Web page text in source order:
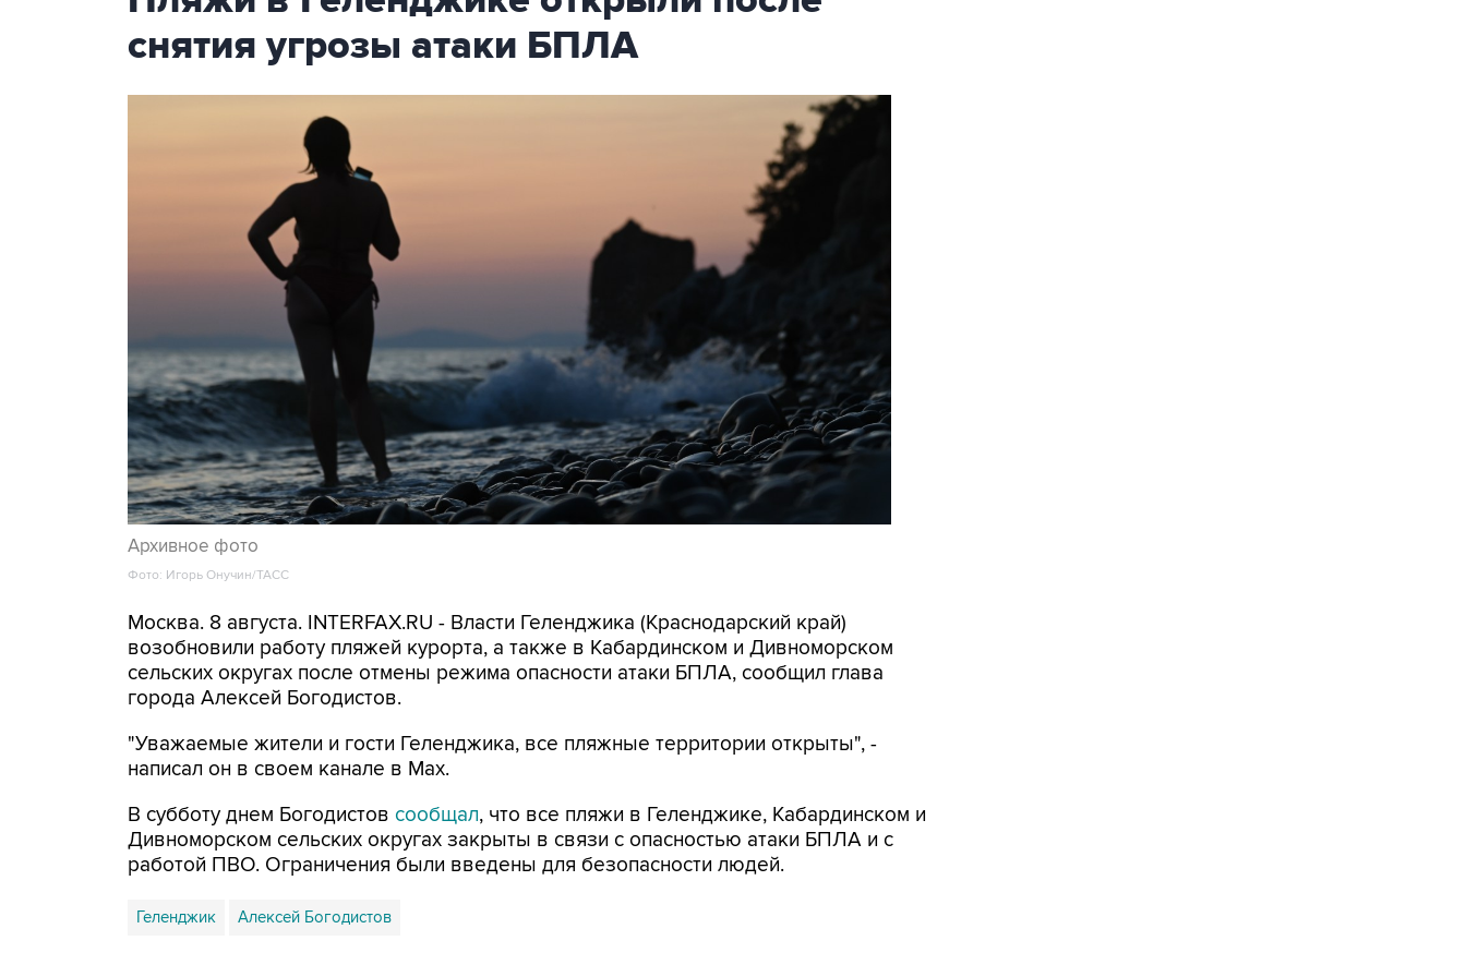
снятия угрозы атаки БПЛА
Архивное фото
Фото: Игорь Онучин/ТАСС
Москва. 8 августа. INTERFAX.RU - Власти Геленджика (Краснодарский край)
возобновили работу пляжей курорта, а также в Кабардинском и Дивноморском
сельских округах после отмены режима опасности атаки БПЛА, сообщил глава
города Алексей Богодистов.
"Уважаемые жители и гости Геленджика, все пляжные территории открыты", -
написал он в своем канале в Max.
В субботу днем Богодистов сообщал, что все пляжи в Геленджике, Кабардинском и
Дивноморском сельских округах закрыты в связи с опасностью атаки БПЛА и с
работой ПВО. Ограничения были введены для безопасности людей.
Геленджик Алексей Богодистов